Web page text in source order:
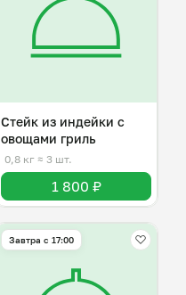
Стейк из индейки с
овощами гриль
0,8 кг ≈ 3 шт.
1 800 ₽
Завтра c 17:00